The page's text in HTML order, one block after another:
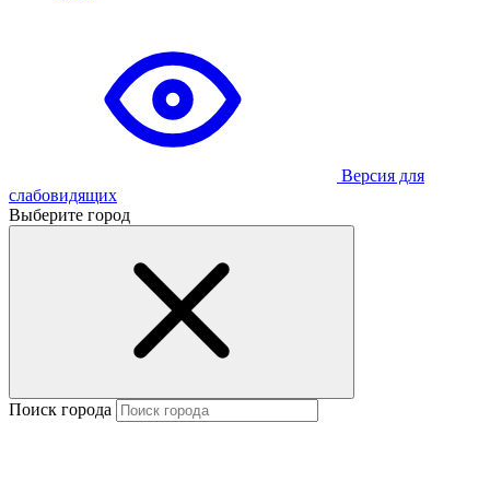
Версия для
слабовидящих
Выберите город
Поиск города